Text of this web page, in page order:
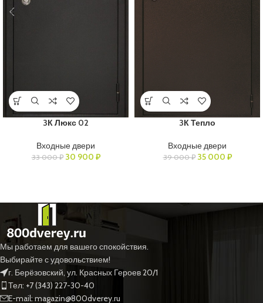
3К Люкс 02
Входные двери
33 000₽ 30 900 ₽
3К Тепло
Входные двери
39 000₽ 35 000 ₽
Мы работаем для вашего спокойствия.
Выбирайте с удовольствием!
г. Берёзовский, ул. Красных Героев 20/1
Тел: +7 (343) 227-30-40
E-mail: magazin@800dverey.ru